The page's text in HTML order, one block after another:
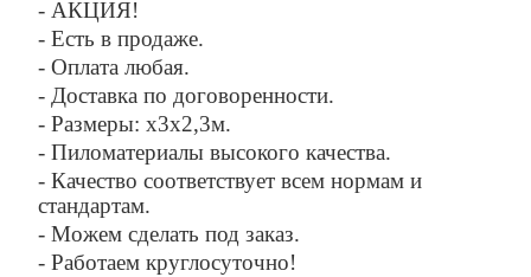
- АКЦИЯ!
- Есть в продаже.
- Оплата любая.
- Доставка по договоренности.
- Размеры: х3х2,3м.
- Пиломатериалы высокого качества.
- Качество соответствует всем нормам и
стандартам.
- Можем сделать под заказ.
- Работаем круглосуточно!